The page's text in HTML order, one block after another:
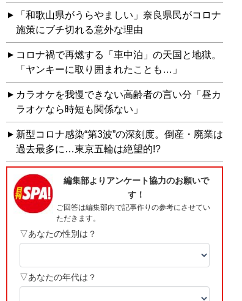
「和歌山県がうらやましい」奈良県民がコロナ
施策にブチ切れる意外な理由
コロナ禍で再燃する「車中泊」の天国と地獄。
「ヤンキーに取り囲まれたことも…」
カラオケを我慢できない高齢者の言い分「昼カ
ラオケなら時短も関係ない」
新型コロナ感染“第3波”の深刻度。倒産・廃業は
過去最多に…東京五輪は絶望的!?